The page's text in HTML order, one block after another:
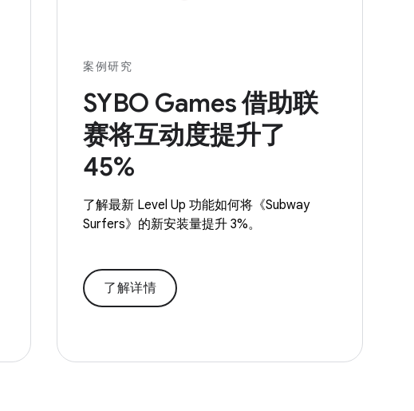
案例研究
SYBO Games 借助联
赛将互动度提升了
45%
了解最新 Level Up 功能如何将《Subway
Surfers》的新安装量提升 3%。
了解详情